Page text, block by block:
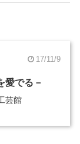
17/11/9
愛でる－
芸館